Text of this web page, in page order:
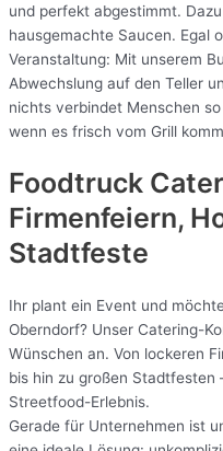
und perfekt abgestimmt.
hausgemachte Saucen. Egal
Veranstaltung: Mit unserem
Abwechslung auf den Teller
nichts verbindet Menschen
wenn es frisch vom Grill
Foodtruck
Firmenfeiern,
Stadtfeste
Ihr plant ein Event und
Oberndorf? Unser Catering-
Wünschen an. Von lockeren
bis hin zu großen Stadtfesten
Streetfood-Erlebnis.
Gerade für Unternehmen ist